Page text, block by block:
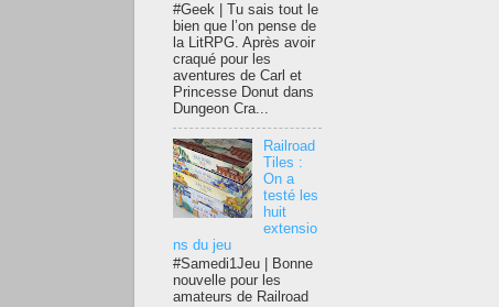
#Geek | Tu sais tout le
bien que l’on pense de
la LitRPG. Après avoir
craqué pour les
aventures de Carl et
Princesse Donut dans
Dungeon Cra...
Railroad
Tiles :
On a
testé les
huit
extensio
ns du jeu
#Samedi1Jeu | Bonne
nouvelle pour les
amateurs de Railroad